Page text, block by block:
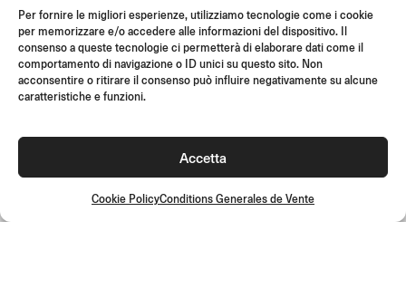
Per fornire le migliori esperienze, utilizziamo tecnologie come i cookie
per memorizzare e/o accedere alle informazioni del dispositivo. Il
consenso a queste tecnologie ci permetterà di elaborare dati come il
comportamento di navigazione o ID unici su questo sito. Non
acconsentire o ritirare il consenso può influire negativamente su alcune
caratteristiche e funzioni.
Accetta
Cookie PolicyConditions Generales de Vente
RETOURS
INSTRUCTIONS DE MONTAGE
GIFT CARD
OFFRES LIMITÉES
Rejoignez la communauté Rizoma et accédez à des contenus
exclusifs et des offres spéciales !